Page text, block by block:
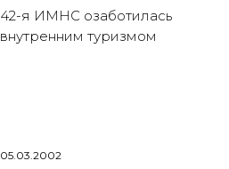
42-я ИМНС озаботилась
внутренним туризмом
05.03.2002